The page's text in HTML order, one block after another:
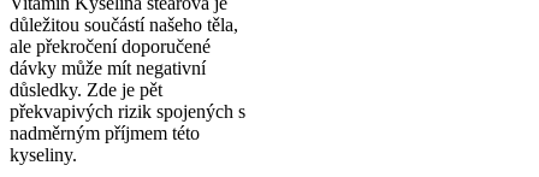
důležitou součástí našeho těla,
ale překročení doporučené
dávky může mít negativní
důsledky. Zde je pět
překvapivých rizik spojených s
nadměrným příjmem této
kyseliny.